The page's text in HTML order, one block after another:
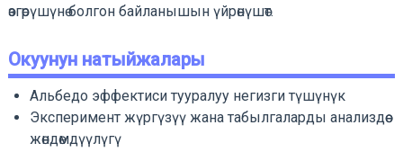
өзгөрүшүнө болгон байланышын үйрөнүшөт.
Окуунун натыйжалары
Альбедо эффектиси тууралуу негизги түшүнүк
Эксперимент жүргүзүү жана табылгаларды анализдөө
жөндөмдүүлүгү